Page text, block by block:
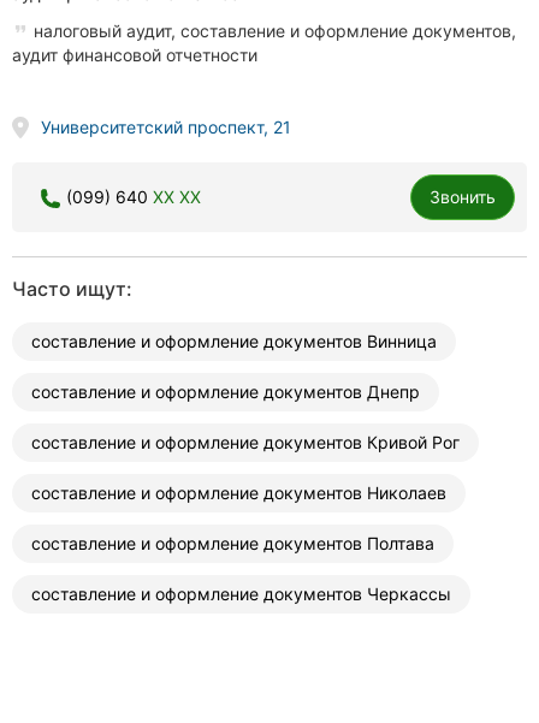
налоговый аудит, составление и оформление документов,
аудит финансовой отчетности
Университетский проспект, 21
(099) 640 XX XX Звонить
Часто ищут:
составление и оформление документов Винница
составление и оформление документов Днепр
составление и оформление документов Кривой Рог
составление и оформление документов Николаев
составление и оформление документов Полтава
составление и оформление документов Черкассы